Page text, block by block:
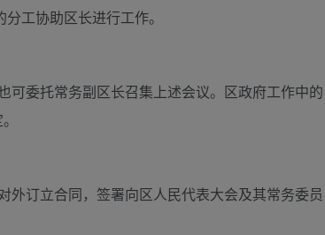
工协助区长进行工作。
可委托常务副区长召集上述会议。区政府工作中的
订立合同，签署向区人民代表大会及其常务委员